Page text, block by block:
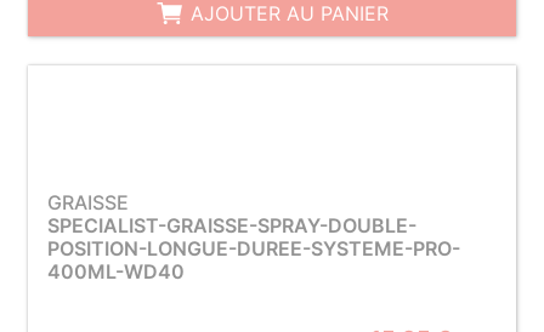
AJOUTER AU PANIER
GRAISSE
SPECIALIST-GRAISSE-SPRAY-DOUBLE-
POSITION-LONGUE-DUREE-SYSTEME-PRO-
400ML-WD40